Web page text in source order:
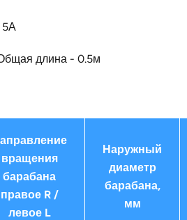
5А
длина - 0.5м
вращения
барабана
правое R /
левое L
Наружный
диаметр
барабана,
мм